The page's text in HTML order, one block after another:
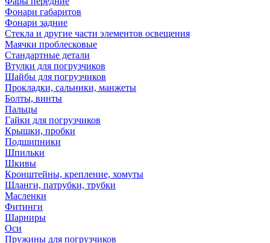
Фонари габаритов
Фонари задние
Стекла и другие части элементов освещения
Маячки проблесковые
Стандартные детали
Втулки для погрузчиков
Шайбы для погрузчиков
Прокладки, сальники, манжеты
Болты, винты
Пальцы
Гайки для погрузчиков
Крышки, пробки
Подшипники
Шпильки
Шкивы
Кронштейны, крепление, хомуты
Шланги, патрубки, трубки
Масленки
Фитинги
Шарниры
Оси
Пружины для погрузчиков